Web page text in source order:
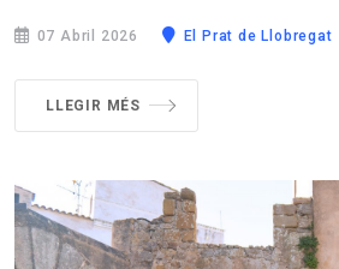
07 Abril 2026 El Prat de Llobregat
LLEGIR MÉS